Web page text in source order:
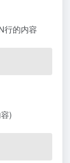
行的内容
)